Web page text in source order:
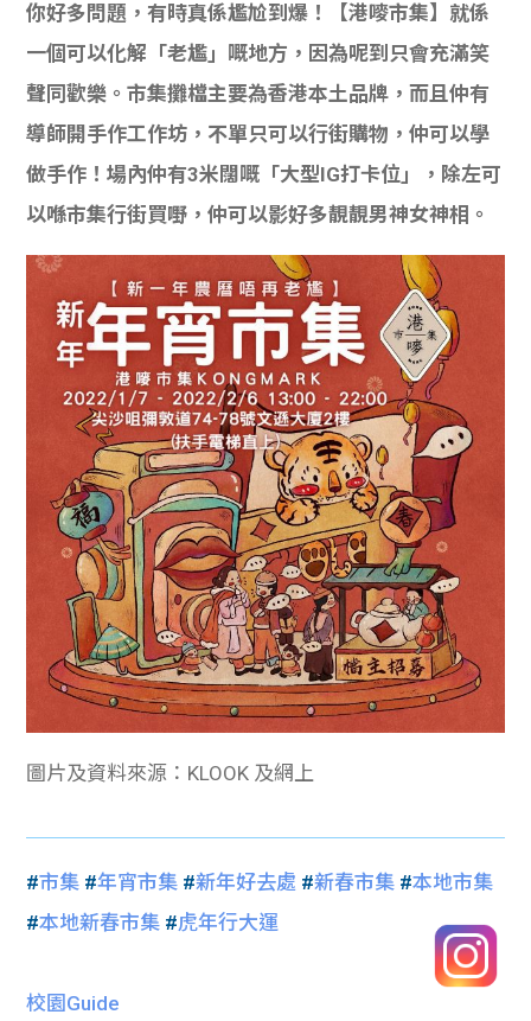
你好多問題，有時真係尷尬到爆！【港嘜市集】就係
一個可以化解「老尷」嘅地方，因為呢到只會充滿笑
聲同歡樂。市集攤檔主要為香港本土品牌，而且仲有
導師開手作工作坊，不單只可以行街購物，仲可以學
做手作！場內仲有3米 闊嘅「大型IG打卡位」 ， 除左可
以喺市集行街買嘢，仲可以影好多靚靚男神女神相。
圖片及資料來源：KLOOK 及網上
#市集 #年宵市集 #新年好去處 #新春市集 #本地市集
#本地新春市集 #虎年行大運
校園Guide